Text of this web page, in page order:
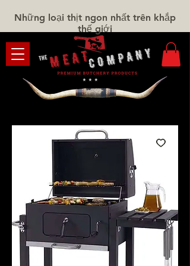
Những loại thịt ngon nhất trên khắp
thế giới